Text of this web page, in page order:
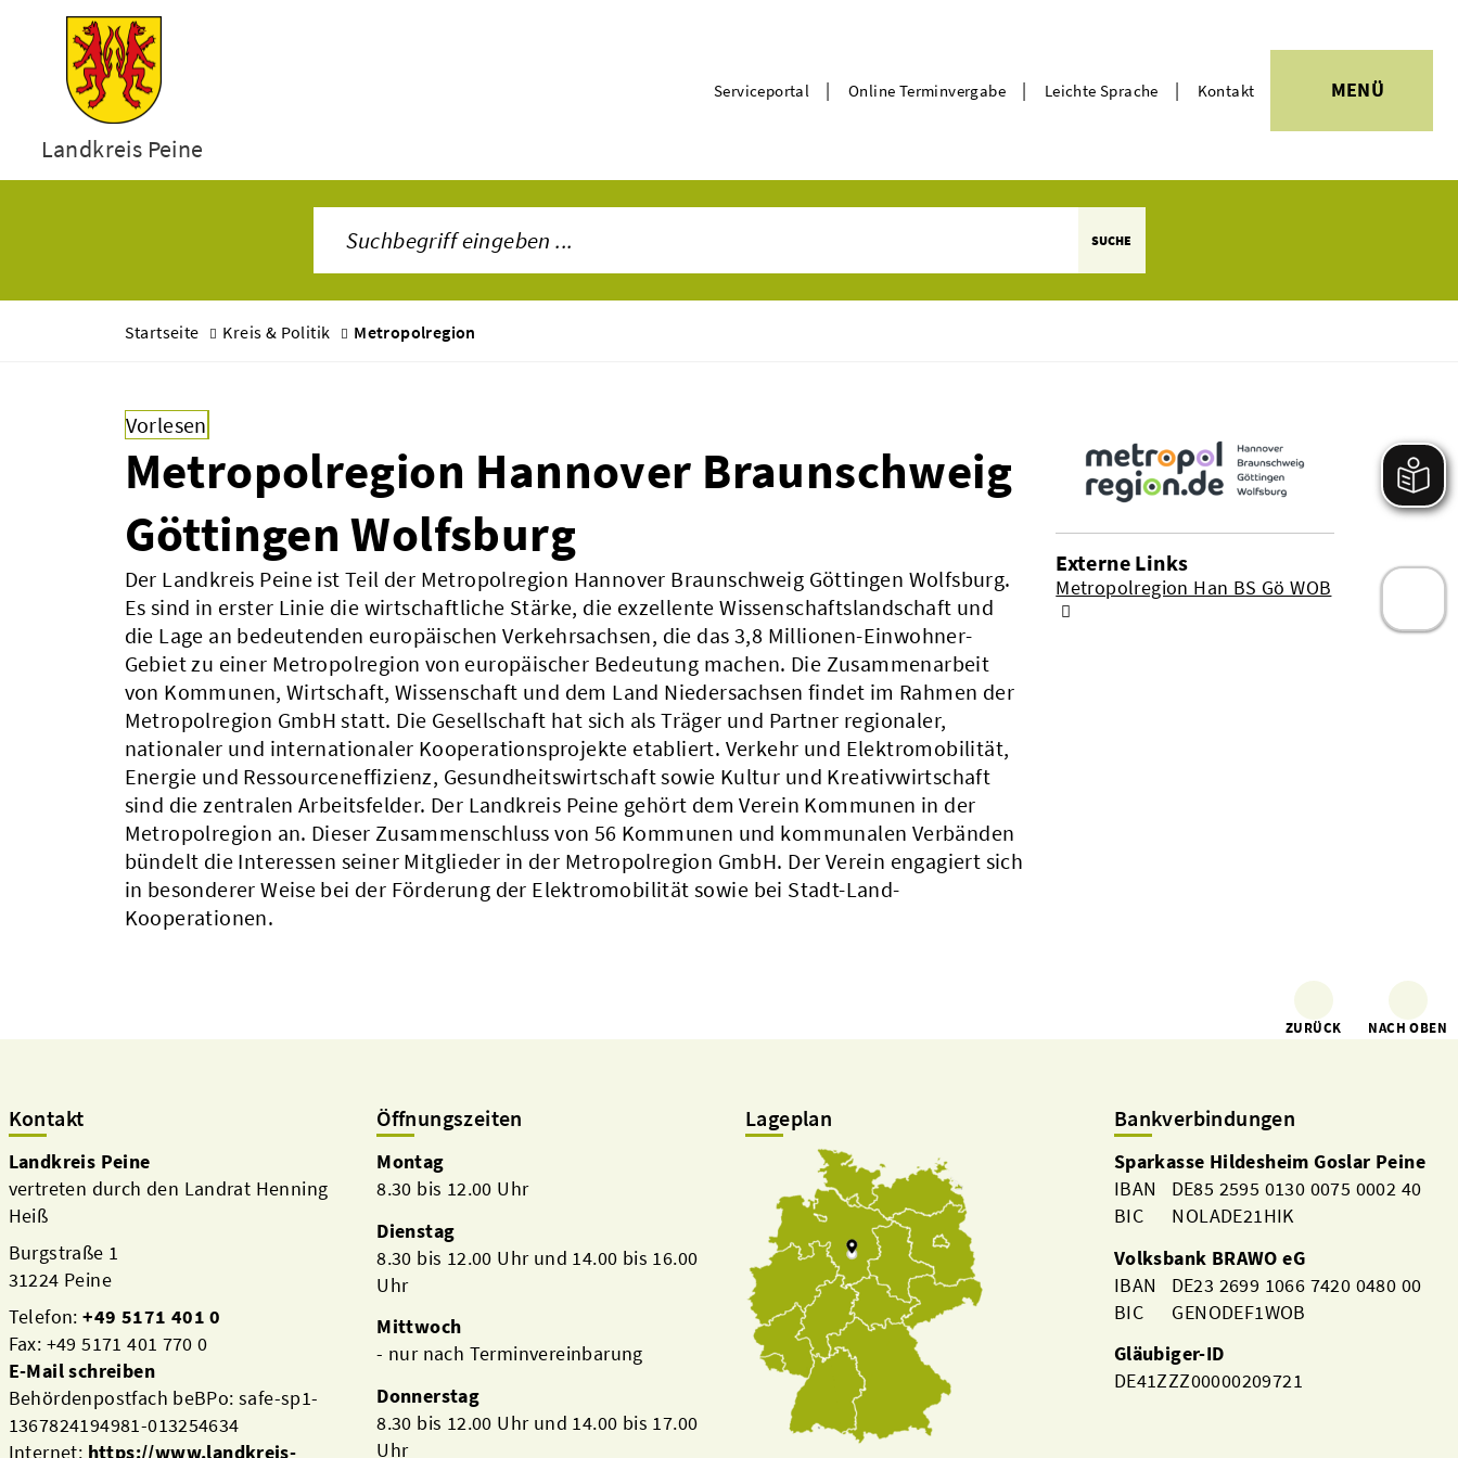
Landkreis Peine
Serviceportal | Online Terminvergabe | Leichte Sprache | Kontakt MENÜ
SUCHE
Startseite Kreis & Politik Metropolregion
Vorlesen
Metropolregion Hannover Braunschweig
Göttingen Wolfsburg
Der Landkreis Peine ist Teil der Metropolregion Hannover Braunschweig Göttingen Wolfsburg.
Es sind in erster Linie die wirtschaftliche Stärke, die exzellente Wissenschaftslandschaft und
die Lage an bedeutenden europäischen Verkehrsachsen, die das 3,8 Millionen-Einwohner-
Gebiet zu einer Metropolregion von europäischer Bedeutung machen. Die Zusammenarbeit
von Kommunen, Wirtschaft, Wissenschaft und dem Land Niedersachsen findet im Rahmen der
Metropolregion GmbH statt. Die Gesellschaft hat sich als Träger und Partner regionaler,
nationaler und internationaler Kooperationsprojekte etabliert. Verkehr und Elektromobilität,
Energie und Ressourceneffizienz, Gesundheitswirtschaft sowie Kultur und Kreativwirtschaft
sind die zentralen Arbeitsfelder. Der Landkreis Peine gehört dem Verein Kommunen in der
Metropolregion an. Dieser Zusammenschluss von 56 Kommunen und kommunalen Verbänden
bündelt die Interessen seiner Mitglieder in der Metropolregion GmbH. Der Verein engagiert sich
in besonderer Weise bei der Förderung der Elektromobilität sowie bei Stadt-Land-
Kooperationen.
Externe Links
Metropolregion Han BS Gö WOB
ZURÜCK NACH OBEN
Kontakt
Landkreis Peine
vertreten durch den Landrat Henning
Heiß
Burgstraße 1
31224 Peine
Telefon:+49 5171 401 0
Fax: +49 5171 401 770 0
E-Mail schreiben
Behördenpostfach beBPo: safe-sp1-
1367824194981-013254634
Internet: https://www.landkreis-
Öffnungszeiten
Montag
8.30 bis 12.00 Uhr
Dienstag
8.30 bis 12.00 Uhr und 14.00 bis 16.00
Uhr
Mittwoch
- nur nach Terminvereinbarung
Donnerstag
8.30 bis 12.00 Uhr und 14.00 bis 17.00
Uhr
Lageplan Bankverbindungen
Sparkasse Hildesheim Goslar Peine
IBAN DE85 2595 0130 0075 0002 40
BIC NOLADE21HIK
Volksbank BRAWO eG
IBAN DE23 2699 1066 7420 0480 00
BIC GENODEF1WOB
Gläubiger-ID
DE41ZZZ00000209721